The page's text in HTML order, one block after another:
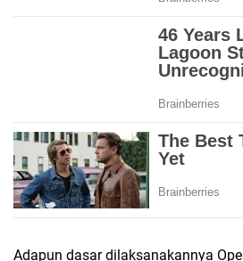
Adapun dasar dilaksanakannya